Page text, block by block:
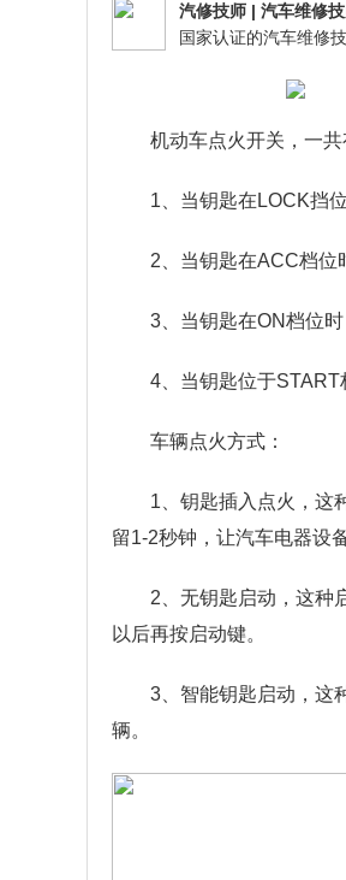
汽修技师 | 汽车维修
机动车点火开关，一
1、当钥匙在LOCK挡
2、当钥匙在ACC档位
3、当钥匙在ON档位
4、当钥匙位于START
车辆点火方式：
1、钥匙插入点火，这
留1-2秒钟，让汽车电器设
2、无钥匙启动，这种
以后再按启动键。
3、智能钥匙启动，这
辆。